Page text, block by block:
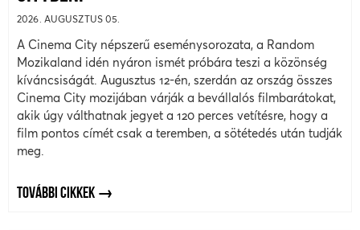
2026. AUGUSZTUS 05.
A Cinema City népszerű eseménysorozata, a Random
Mozikaland idén nyáron ismét próbára teszi a közönség
kíváncsiságát. Augusztus 12-én, szerdán az ország összes
Cinema City mozijában várják a bevállalós filmbarátokat,
akik úgy válthatnak jegyet a 120 perces vetítésre, hogy a
film pontos címét csak a teremben, a sötétedés után tudják
meg.
TOVÁBBI CIKKEK